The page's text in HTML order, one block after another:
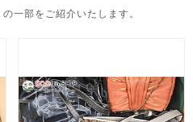
の一部をご紹介いたします。